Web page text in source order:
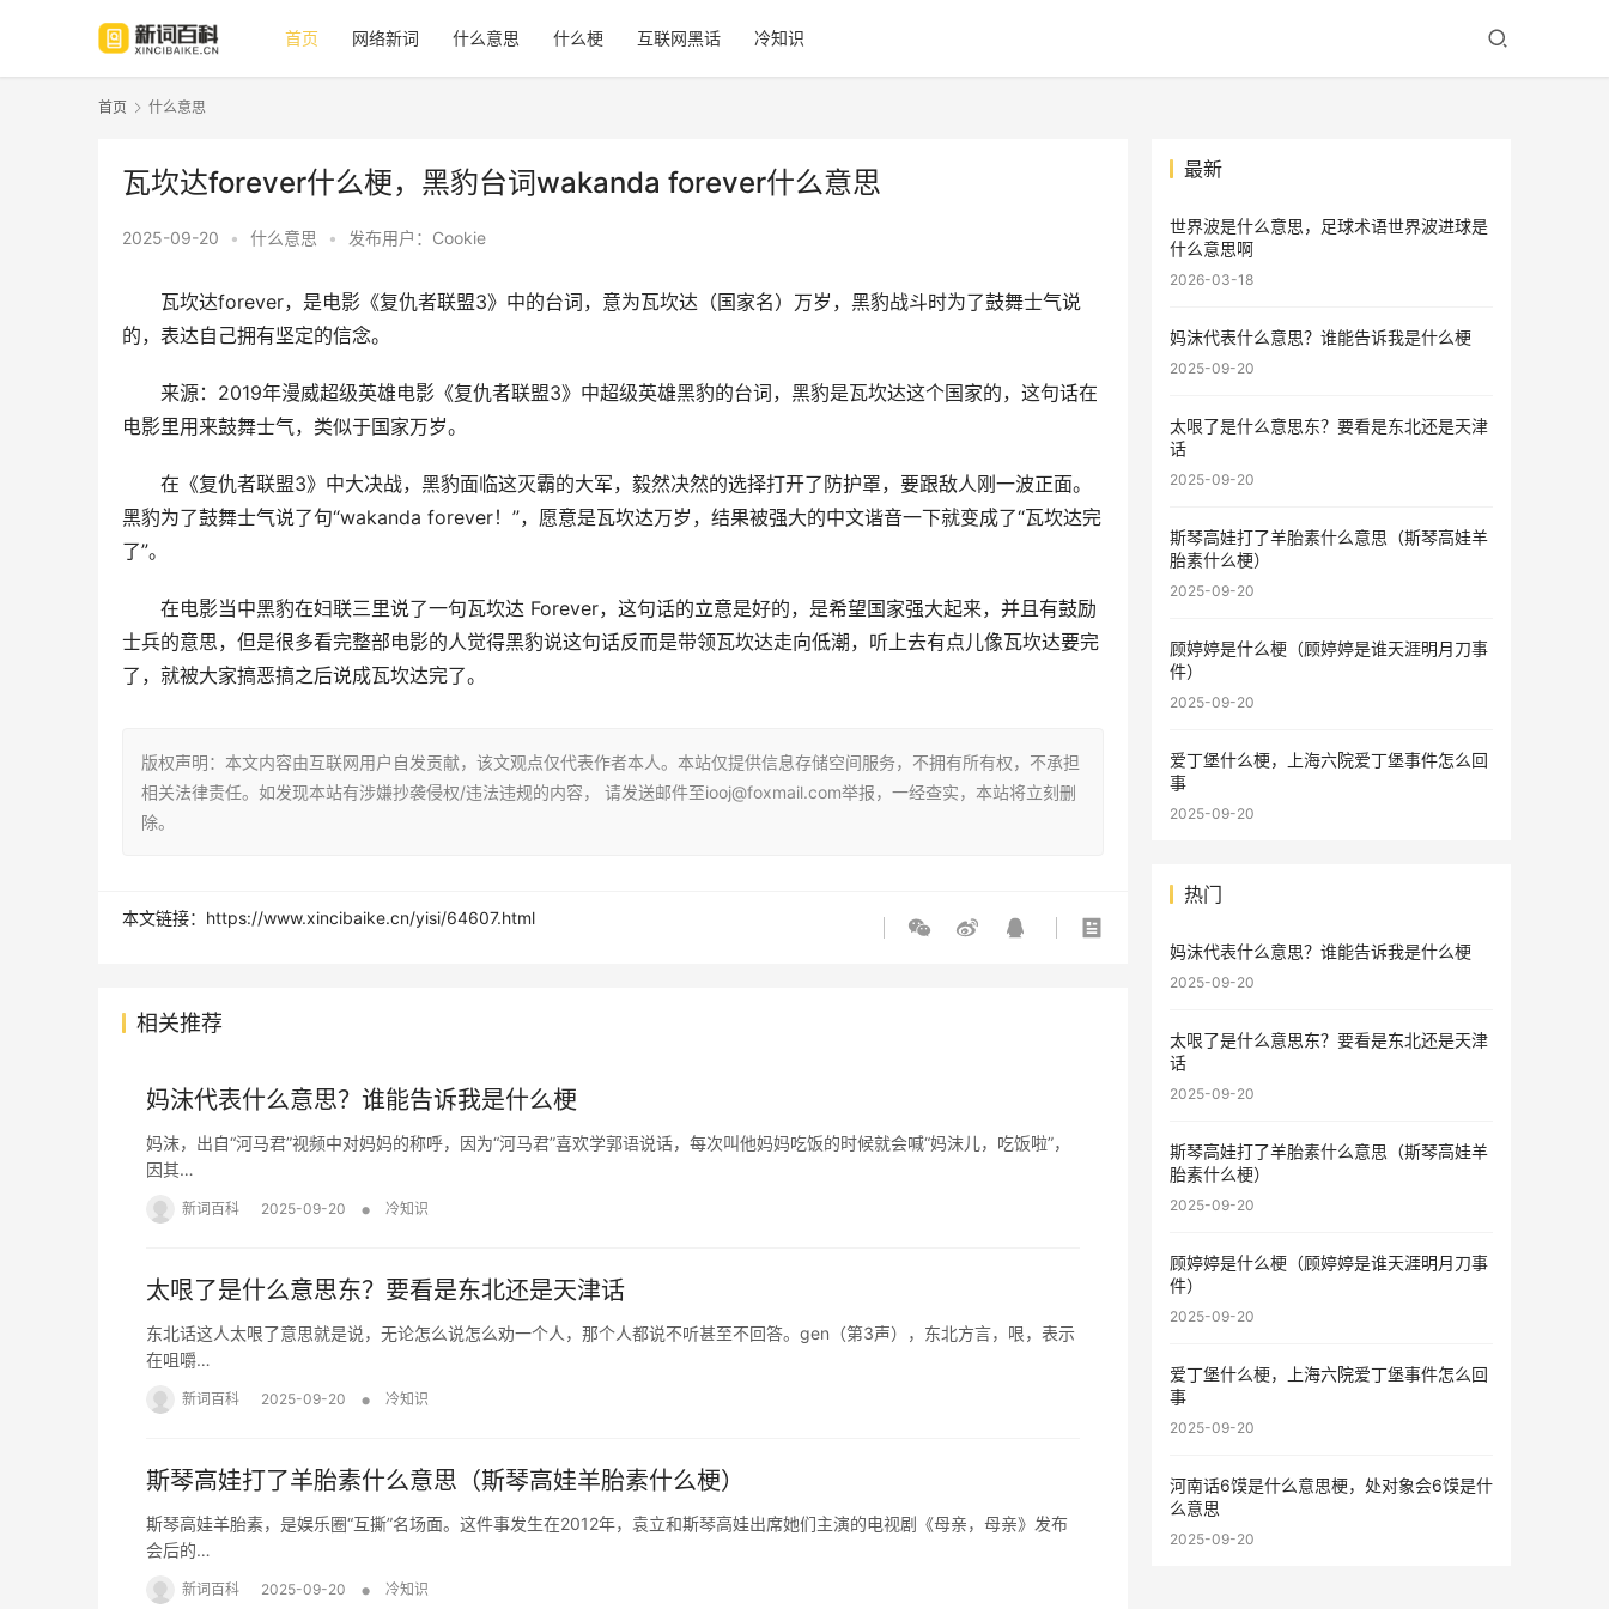
首页 网络新词 什么意思 什么梗 互联网黑话 冷知识
首页 什么意思
瓦坎达forever什么梗，黑豹台词wakanda forever什么意思
2025-09-20 • 什么意思 • 发布用户：Cookie
瓦坎达forever，是电影 《复仇者联盟3》中的台词，意为瓦坎达（国家名）万岁，黑豹战斗时为了鼓舞士气说
的，表达自己拥有坚定的信念。
来源：2019年漫威超级英雄电影
《复仇者联盟3》中‌‌‌‌‌‌超级英雄黑豹的台词，黑豹是瓦坎达这个国家的，这句话在
电影里用来鼓舞士气，类似于国家万岁。
在《复仇者联盟3》中大决战，黑豹面临这灭霸的大军，毅然决然的选择打开了防护罩，要跟敌人刚一波正面。
黑豹为了鼓舞士气说了句“wakanda forever！”，愿意是瓦坎达万岁，结果被强大的中文谐音一下就变成了“瓦坎达完
了”。
在电影当中黑豹在妇联三里说了一句瓦坎达 Forever，这句话的立意是好的，是希望国家强大起来，并且有鼓励
士兵的意思，但是很多看完整部电影的人觉得黑豹说这句话反而是带领瓦坎达走向低潮，听上去有点儿像瓦坎达要完
了，就被大家搞恶搞之后说成瓦坎达完了。
版权声明：本文内容由互联网用户自发贡献，该文观点仅代表作者本人。本站仅提供信息存储空间服务，不拥有所有权，不承担
相关法律责任。如发现本站有涉嫌抄袭侵权/违法违规的内容， 请发送邮件至iooj@foxmail.com举报，一经查实，本站将立刻删
除。
本文链接：https://www.xincibaike.cn/yisi/64607.html
相关推荐
妈沫代表什么意思？谁能告诉我是什么梗
妈沫，出自“河马君”视频中对妈妈的称呼，因为“河马君”喜欢学郭语说话，每次叫他妈妈吃饭的时候就会喊“妈沫儿，吃饭啦”，
因其…
新词百科 2025-09-20 • 冷知识
太哏了是什么意思东？要看是东北还是天津话
东北话这人太哏了意思就是说，无论怎么说怎么劝一个人，那个人都说不听甚至不回答。gen（第3声），东北方言，哏，表示
在咀嚼…
新词百科 2025-09-20 • 冷知识
斯琴高娃打了羊胎素什么意思（斯琴高娃羊胎素什么梗）
斯琴高娃羊胎素，是娱乐圈“互撕”名场面。这件事发生在2012年，袁立和斯琴高娃出席她们主演的电视剧《母亲，母亲》发布
会后的…
新词百科 2025-09-20 • 冷知识
最新
世界波是什么意思，足球术语世界波进球是
什么意思啊
2026-03-18
妈沫代表什么意思？谁能告诉我是什么梗
2025-09-20
太哏了是什么意思东？要看是东北还是天津
话
2025-09-20
斯琴高娃打了羊胎素什么意思（斯琴高娃羊
胎素什么梗）
2025-09-20
顾婷婷是什么梗（顾婷婷是谁天涯明月刀事
件）
2025-09-20
爱丁堡什么梗，上海六院爱丁堡事件怎么回
事
2025-09-20
热门
妈沫代表什么意思？谁能告诉我是什么梗
2025-09-20
太哏了是什么意思东？要看是东北还是天津
话
2025-09-20
斯琴高娃打了羊胎素什么意思（斯琴高娃羊
胎素什么梗）
2025-09-20
顾婷婷是什么梗（顾婷婷是谁天涯明月刀事
件）
2025-09-20
爱丁堡什么梗，上海六院爱丁堡事件怎么回
事
2025-09-20
河南话6馍是什么意思梗，处对象会6馍是什
么意思
2025-09-20